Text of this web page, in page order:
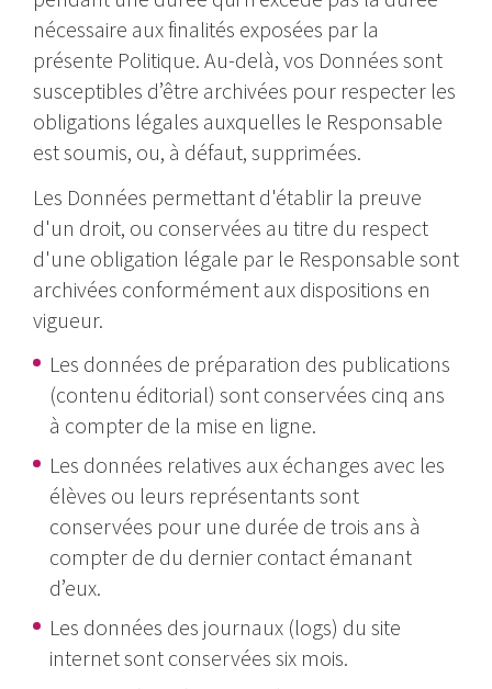
nécessaire aux finalités exposées par la
présente Politique. Au-delà, vos Données sont
susceptibles d’être archivées pour respecter les
obligations légales auxquelles le Responsable
est soumis, ou, à défaut, supprimées.
Les Données permettant d'établir la preuve
d'un droit, ou conservées au titre du respect
d'une obligation légale par le Responsable sont
archivées conformément aux dispositions en
vigueur.
Les données de préparation des publications
(contenu éditorial) sont conservées cinq ans
à compter de la mise en ligne.
Les données relatives aux échanges avec les
élèves ou leurs représentants sont
conservées pour une durée de trois ans à
compter de du dernier contact émanant
d’eux.
Les données des journaux (logs) du site
internet sont conservées six mois.